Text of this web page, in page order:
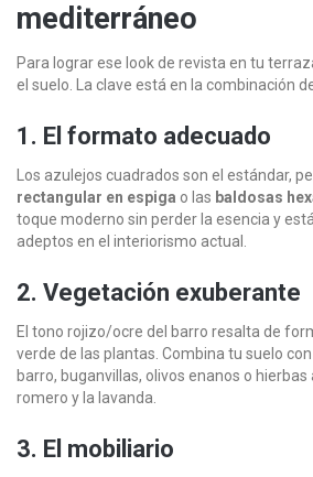
mediterráneo
Para lograr ese look de revista en tu
el suelo. La clave está en la combinación
1. El formato adecuado
Los azulejos cuadrados son el estándar,
rectangular en espiga o las baldosas
toque moderno sin perder la esencia y
adeptos en el interiorismo actual.
2. Vegetación exuberante
El tono rojizo/ocre del barro resalta de
verde de las plantas. Combina tu suelo
barro, buganvillas, olivos enanos o
romero y la lavanda.
3. El mobiliario